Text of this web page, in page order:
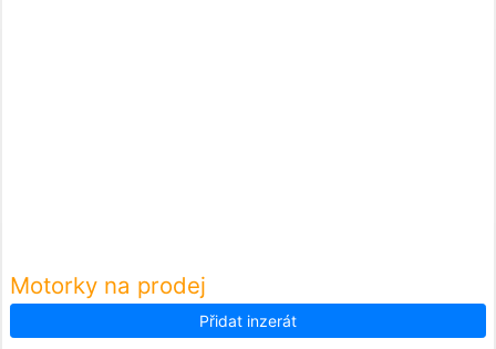
Motorky na prodej
Přidat inzerát